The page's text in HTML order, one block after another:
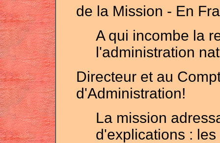
de la Mission - En
A qui incombe la
l'administration
Directeur et au
d'Administration!
La mission
d'explications : les